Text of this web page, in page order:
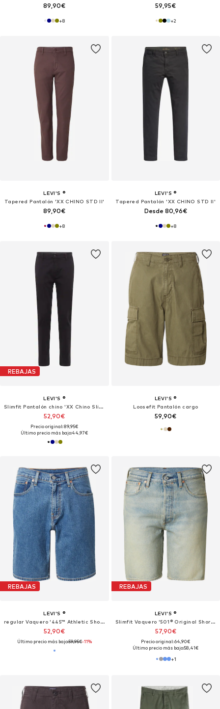
89,90€
+8
59,95€
+2
LEVI'S ®
Tapered Pantalón 'XX CHINO STD II'
89,90€
+8
LEVI'S ®
Tapered Pantalón 'XX CHINO STD II'
Desde 80,96€
+8
REBAJAS
LEVI'S ®
Slimfit Pantalón chino 'XX Chino Slim II'
52,90€
Precio original: 89,95€
Último precio más bajo:44,97€
LEVI'S ®
Loosefit Pantalón cargo
59,90€
REBAJAS
LEVI'S ®
regular Vaquero '445™ Athletic Shorts'
52,90€
Último precio más bajo:59,95€-11%
REBAJAS
LEVI'S ®
Slimfit Vaquero '501® Original Shorts'
57,90€
Precio original: 64,90€
Último precio más bajo:58,41€
+1